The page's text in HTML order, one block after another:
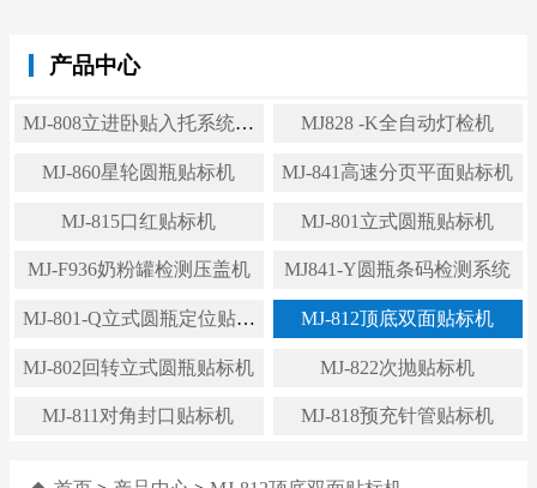
产品中心
MJ-808立进卧贴入托系统贴
标机
MJ828 -K全自动灯检机
MJ-860星轮圆瓶贴标机 MJ-841高速分页平面贴标机
MJ-815口红贴标机 MJ-801立式圆瓶贴标机
MJ-F936奶粉罐检测压盖机 MJ841-Y圆瓶条码检测系统
MJ-801-Q立式圆瓶定位贴标
机
MJ-812顶底双面贴标机
MJ-802回转立式圆瓶贴标机 MJ-822次抛贴标机
MJ-811对角封口贴标机 MJ-818预充针管贴标机